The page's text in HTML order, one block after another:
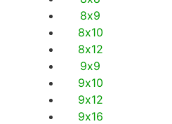
8х9
8х10
8х12
9х9
9х10
9х12
9х16